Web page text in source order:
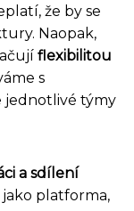
že by se
Naopak,
flexibilitou
s
jednotlivé týmy
a sdílení
platforma,